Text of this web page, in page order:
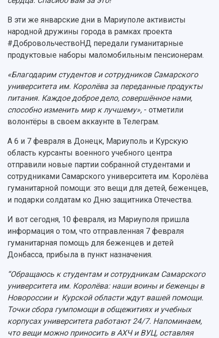
В эти же январские дни в Мариуполе активисты
народной дружины города в рамках проекта
#ДобровольчествоНД передали гуманитарные
продуктовые наборы маломобильным пенсионерам.
«Благодарим студентов и сотрудников Самарского
университета им. Королёва за переданные продукты
питания. Каждое доброе дело, совершённое нами,
способно изменить мир к лучшему», - отметили
волонтёры в своем аккаунте в Телеграм.
А 6 и 7 февраля в Донецк, Мариуполь и Курскую
область курсанты военного учебного центра
отправили новые партии собранной студентами и
сотрудниками Самарского университета им. Королёва
гуманитарной помощи: это вещи для детей, беженцев,
и подарки солдатам ко Дню защитника Отечества.
И вот сегодня, 10 февраля, из Мариуполя пришла
информация о том, что отправленная 7 февраля
гуманитарная помощь для беженцев и детей
Донбасса, прибыла в пункт назначения.
“Обращаюсь к студентам и сотрудникам Самарского
университета им. Королёва: наши воины и беженцы в
Новороссии и Курской области ждут вашей помощи.
Точки сбора гумпомощи в общежитиях и учебных
корпусах университета работают 24/7. Напоминаем,
что вещи можно приносить в АХЧ и ВУЦ, оставляя